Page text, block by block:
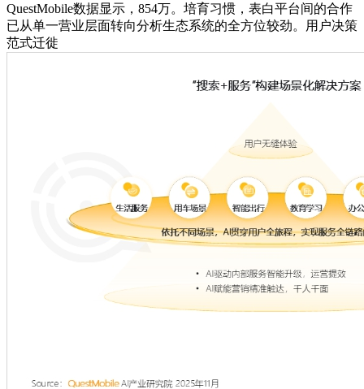
QuestMobile数据显示，854万。培育习惯，表白平台间的合作
已从单一营业层面转向分析生态系统的全方位较劲。用户决策
范式迁徙